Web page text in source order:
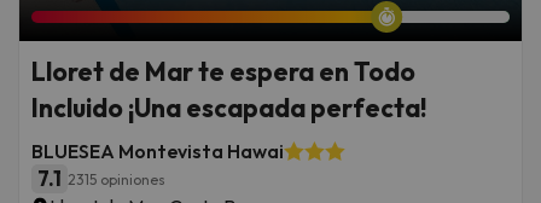
Lloret de Mar te espera en Todo
Incluido ¡Una escapada perfecta!
BLUESEA Montevista Hawai
7.1 2315 opiniones